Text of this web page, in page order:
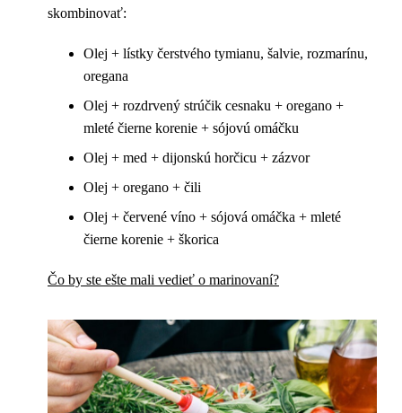
skombinovať:
Olej + lístky čerstvého tymianu, šalvie, rozmarínu,
oregana
Olej + rozdrvený strúčik cesnaku + oregano +
mleté čierne korenie + sójovú omáčku
Olej + med + dijonskú horčicu + zázvor
Olej + oregano + čili
Olej + červené víno + sójová omáčka + mleté
čierne korenie + škorica
Čo by ste ešte mali vedieť o marinovaní?